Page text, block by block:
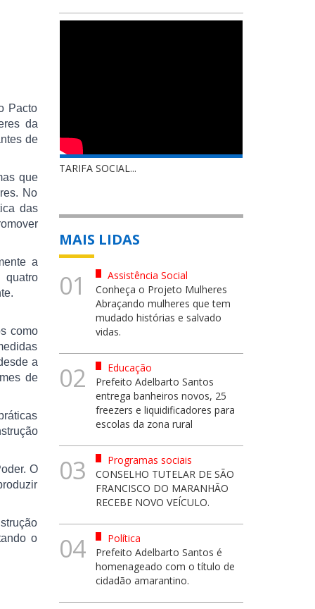
Pacto
da
de
que
No
das
a
quatro
como
a
de
O
o
TARIFA SOCIAL...
MAIS LIDAS
01
Assistência Social
Conheça o Projeto Mulheres
Abraçando mulheres que tem
mudado histórias e salvado
vidas.
02
Educação
Prefeito Adelbarto Santos
entrega banheiros novos, 25
freezers e liquidificadores para
escolas da zona rural
03
Programas sociais
CONSELHO TUTELAR DE SÃO
FRANCISCO DO MARANHÃO
RECEBE NOVO VEÍCULO.
04
Política
Prefeito Adelbarto Santos é
homenageado com o título de
cidadão amarantino.